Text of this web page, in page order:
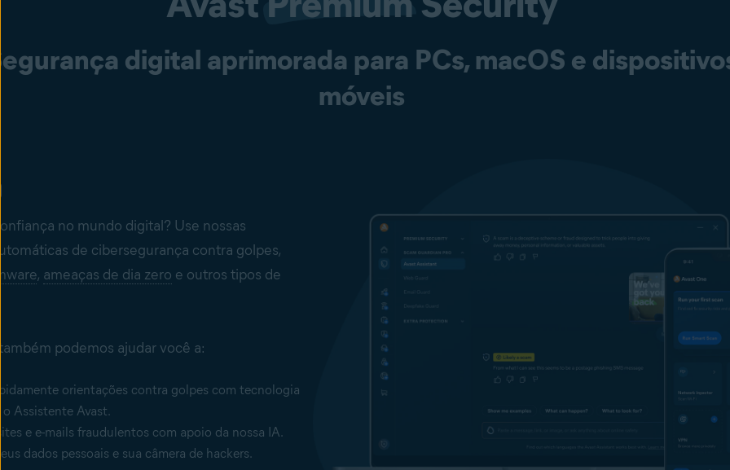
digital aprimorada para PCs, macOS e
móveis
no mundo digital? Use nossas
de cibersegurança contra golpes,
, ameaças de dia zero e outros tipos de
podemos ajudar você a:
orientações contra golpes com tecnologia
Assistente Avast.
e e-mails fraudulentos com apoio da nossa IA.
dados pessoais e sua câmera de hackers.